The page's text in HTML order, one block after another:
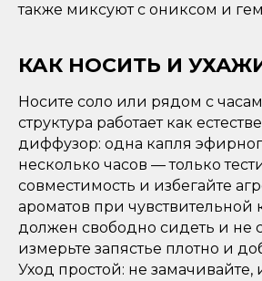
также миксуют с ониксом и
КАК НОСИТЬ И
Носите соло или рядом с
структура работает как
диффузор: одна капля
несколько часов — только
совместимость и избегайте
ароматов при чувствительной
должен свободно сидеть и не
измерьте запястье плотно и
Уход простой: не замачивайте,